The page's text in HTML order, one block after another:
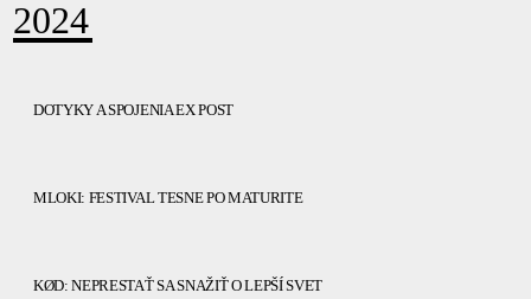
2024
DOTYKY A SPOJENIA EX POST
MLOKI: FESTIVAL TESNE PO MATURITE
KØD: NEPRESTAŤ SA SNAŽIŤ O LEPŠÍ SVET